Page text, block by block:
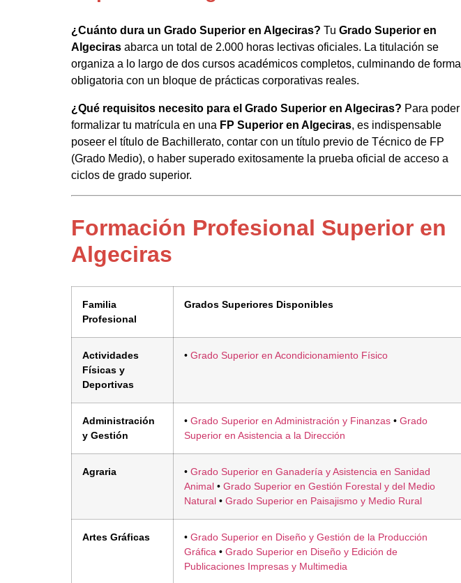
¿Cuánto dura un Grado Superior en Algeciras? Tu Grado Superior en
Algeciras abarca un total de 2.000 horas lectivas oficiales. La titulación se
organiza a lo largo de dos cursos académicos completos, culminando de forma
obligatoria con un bloque de prácticas corporativas reales.
¿Qué requisitos necesito para el Grado Superior en Algeciras? Para poder
formalizar tu matrícula en una FP Superior en Algeciras, es indispensable
poseer el título de Bachillerato, contar con un título previo de Técnico de FP
(Grado Medio), o haber superado exitosamente la prueba oficial de acceso a
ciclos de grado superior.
Formación Profesional Superior en
Algeciras
Familia
Profesional
Grados Superiores Disponibles
Actividades
Físicas y
Deportivas
• Grado Superior en Acondicionamiento Físico
Administración
y Gestión
• Grado Superior en Administración y Finanzas • Grado
Superior en Asistencia a la Dirección
Agraria • Grado Superior en Ganadería y Asistencia en Sanidad
Animal • Grado Superior en Gestión Forestal y del Medio
Natural • Grado Superior en Paisajismo y Medio Rural
Artes Gráficas • Grado Superior en Diseño y Gestión de la Producción
Gráfica • Grado Superior en Diseño y Edición de
Publicaciones Impresas y Multimedia